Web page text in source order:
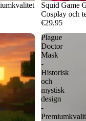
Squid Game
Cosplay och
€29,95
Plague
Doctor
Mask
-
Historisk
och
mystisk
design
-